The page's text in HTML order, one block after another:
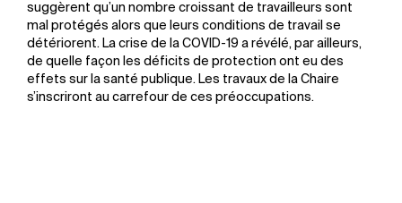
suggèrent qu’un nombre croissant de travailleurs sont
mal protégés alors que leurs conditions de travail se
détériorent. La crise de la COVID-19 a révélé, par ailleurs,
de quelle façon les déficits de protection ont eu des
effets sur la santé publique. Les travaux de la Chaire
s’inscriront au carrefour de ces préoccupations.